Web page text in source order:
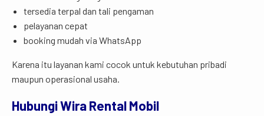
tersedia terpal dan tali pengaman
pelayanan cepat
booking mudah via WhatsApp
Karena itu layanan kami cocok untuk kebutuhan pribadi
maupun operasional usaha.
Hubungi Wira Rental Mobil